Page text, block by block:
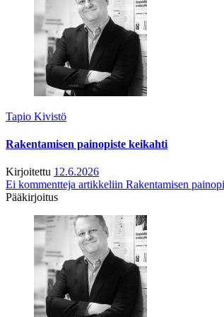
Tapio Kivistö
Rakentamisen painopiste keikahti
Kirjoitettu 12.6.2026
Ei kommentteja artikkeliin Rakentamisen
Pääkirjoitus